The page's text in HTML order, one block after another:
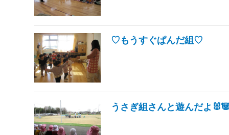
♡もうすぐぱんだ組♡
うさぎ組さんと遊んだよ